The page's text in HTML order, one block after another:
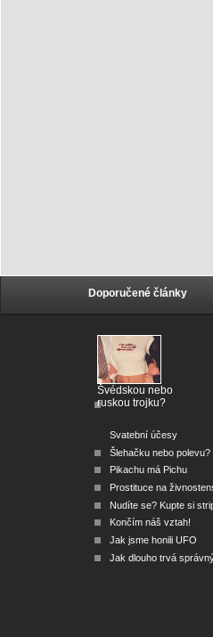
Doporučené články
Švédskou nebo
ruskou trojku?
Svatební účesy
Šlehačku nebo polevu?
Pikachu má Pichu
Prostituce na
Nudíte se? Kupte si
Končím náš vztah!
Jak jsme honili UFO
Jak dlouho trvá